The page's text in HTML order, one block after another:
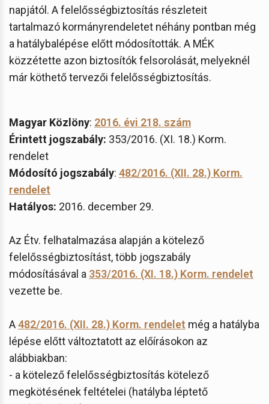
napjától. A felelősségbiztosítás részleteit
tartalmazó kormányrendeletet néhány pontban még
a hatálybalépése előtt módosították. A MÉK
közzétette azon biztosítók felsorolását, melyeknél
már köthető tervezői felelősségbiztosítás.
Magyar Közlöny: 2016. évi 218. szám
Érintett jogszabály: 353/2016. (XI. 18.) Korm.
rendelet
Módosító jogszabály: 482/2016. (XII. 28.) Korm.
rendelet
Hatályos: 2016. december 29.
Az Étv. felhatalmazása alapján a kötelező
felelősségbiztosítást, több jogszabály
módosításával a 353/2016. (XI. 18.) Korm. rendelet
vezette be.
A482/2016. (XII. 28.) Korm. rendelet még a hatályba
lépése előtt változtatott az előírásokon az
alábbiakban:
- a kötelező felelősségbiztosítás kötelező
megkötésének feltételei (hatályba léptető